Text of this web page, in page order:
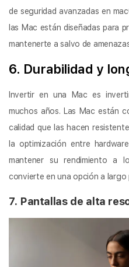
de seguridad avanzadas en
las Mac están diseñadas para
mantenerte a salvo de
6. Durabilidad y
Invertir en una Mac es
muchos años. Las Mac están
calidad que las hacen
la optimización entre
mantener su rendimiento a
convierte en una opción a largo
7. Pantallas de alta